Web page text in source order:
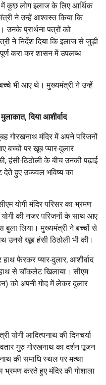
में कुछ लोग इलाज के लिए आर्थिक
ने उन्हें आश्वस्त किया कि
प्रार्थना पत्रों को
ने निर्देश दिया कि इलाज से जुड़ी
करा कर शासन में उपलब्ध
भी आए थे। मुख्यमंत्री ने उन्हें
दिया आशीर्वाद
गोरखनाथ मंदिर में अपने परिजनों
पर खूब प्यार-दुलार
हंसी-ठिठोली के बीच उनकी पढ़ाई
हुए उज्ज्वल भविष्य का
योगी मंदिर परिसर का भ्रमण
की नजर परिजनों के साथ आए
बुला लिया। मुख्यमंत्री ने बच्चों से
उनसे खूब हंसी ठिठोली भी की।
फेरकर प्यार-दुलार, आशीर्वाद
से चॉकलेट खिलाया। सीएम
को अपनी गोद में लेकर दुलार
योगी आदित्यनाथ की दिनचर्या
गुरु गोरखनाथ का दर्शन पूजन
की समाधि स्थल पर मत्था
भ्रमण करते हुए मंदिर की गोशाला